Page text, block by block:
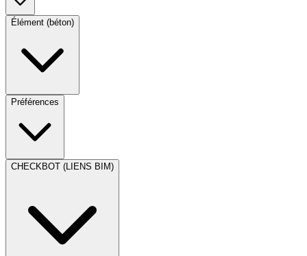
Élément (béton)
Préférences
CHECKBOT (LIENS BIM)